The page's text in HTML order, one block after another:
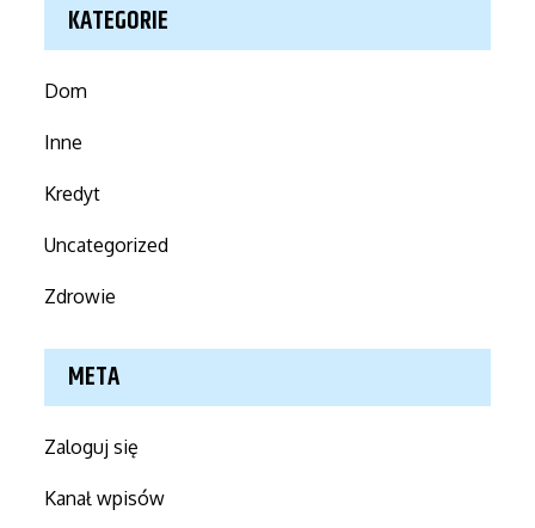
KATEGORIE
Dom
Inne
Kredyt
Uncategorized
Zdrowie
META
Zaloguj się
Kanał wpisów